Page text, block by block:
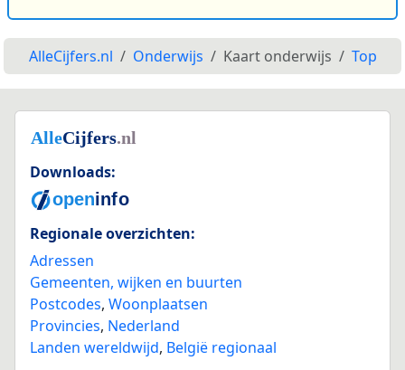
AlleCijfers.nl Onderwijs Kaart onderwijs Top
Downloads:
Regionale overzichten:
Adressen
Gemeenten, wijken en buurten
Postcodes, Woonplaatsen
Provincies, Nederland
Landen wereldwijd, België regionaal